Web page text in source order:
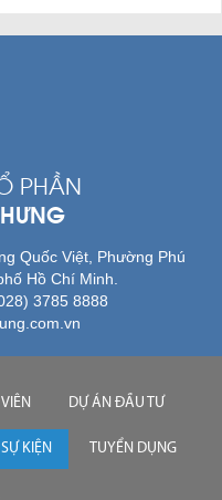
PHẦN
Quốc Việt, Phường Phú
Hồ Chí Minh.
3785 8888
DỰ ÁN ĐẦU TƯ
KIỆN TUYỂN DỤNG